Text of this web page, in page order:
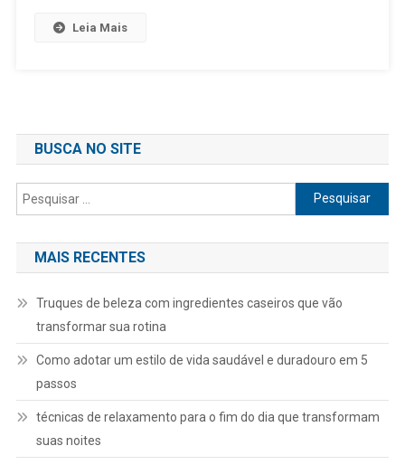
Leia Mais
BUSCA NO SITE
Pesquisar
por:
MAIS RECENTES
Truques de beleza com ingredientes caseiros que vão
transformar sua rotina
Como adotar um estilo de vida saudável e duradouro em 5
passos
técnicas de relaxamento para o fim do dia que transformam
suas noites